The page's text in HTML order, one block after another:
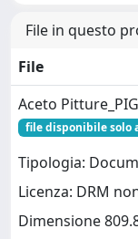
File in questo
File
Aceto
file disponibile solo
Tipologia:
Licenza: DRM
Dimensione